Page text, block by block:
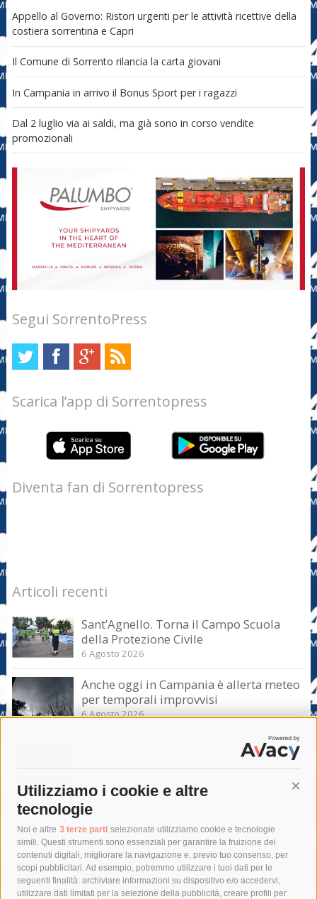
Utilizziamo i cookie e altre
tecnologie
Noi e altre 3 terze parti selezionate utilizziamo cookie e tecnologie
simili. Questi strumenti sono essenziali per garantire la fruizione dei
contenuti digitali, migliorare la navigazione e, previo tuo consenso, per
scopi pubblicitari. Ad esempio, potremmo utilizzare i tuoi dati per le
seguenti finalità: archiviare informazioni su dispositivo e/o accedervi,
utilizzare dati limitati per la selezione della pubblicità, creare profili per
Appello al Governo: Ristori urgenti per le attività ricettive della
costiera sorrentina e Capri
Il Comune di Sorrento rilancia la carta giovani
In Campania in arrivo il Bonus Sport per i ragazzi
Dal 2 luglio via ai saldi, ma già sono in corso vendite
promozionali
Segui SorrentoPress
Scarica l’app di Sorrentopress
Diventa fan di Sorrentopress
Articoli recenti
Sant’Agnello. Torna il Campo Scuola
della Protezione Civile
6 Agosto 2026
Anche oggi in Campania è allerta meteo
per temporali improvvisi
6 Agosto 2026
Domani e sabato interrotta la linea Eav
Tag
acqua allerta meteo
anas
area marina protetta di punta campanella
arresto